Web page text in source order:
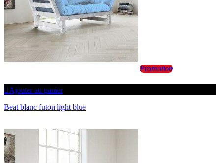
Promotion
Ajouter au panier
Beat blanc futon light blue